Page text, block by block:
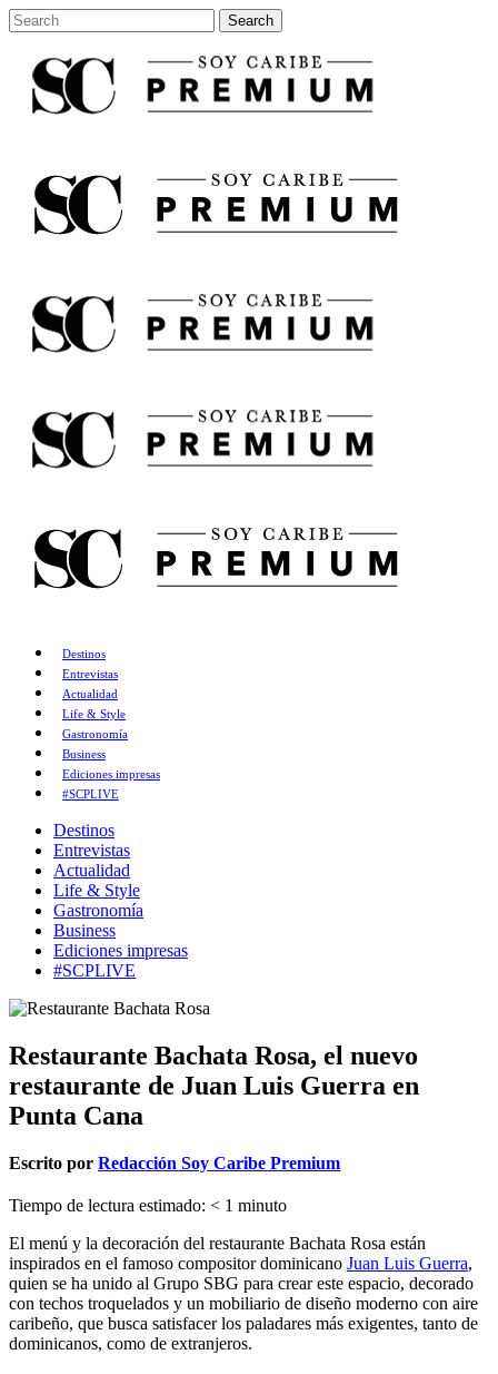
Destinos
Entrevistas
Actualidad
Life & Style
Gastronomía
Business
Ediciones impresas
#SCPLIVE
Destinos
Entrevistas
Actualidad
Life & Style
Gastronomía
Business
Ediciones impresas
#SCPLIVE
Restaurante Bachata Rosa, el nuevo
restaurante de Juan Luis Guerra en
Punta Cana
Escrito por Redacción Soy Caribe Premium
Tiempo de lectura estimado: < 1 minuto
El menú y la decoración del restaurante Bachata Rosa están
inspirados en el famoso compositor dominicano Juan Luis Guerra,
quien se ha unido al Grupo SBG para crear este espacio, decorado
con techos troquelados y un mobiliario de diseño moderno con aire
caribeño, que busca satisfacer los paladares más exigentes, tanto de
dominicanos, como de extranjeros.